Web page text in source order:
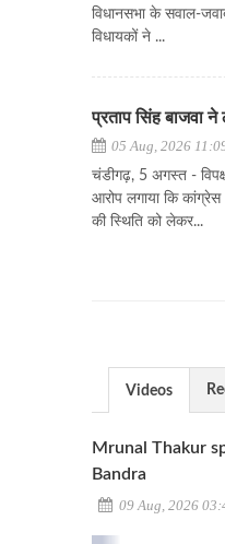
विधानसभा के सवाल-
विधायकों ने ...
प्रताप सिंह बाजवा
05 Aug, 2026
चंडीगढ़, 5 अगस्त -
आरोप लगाया कि
की स्थिति को लेकर...
Videos
Mrunal Thakur
Bandra
09 Aug, 2026